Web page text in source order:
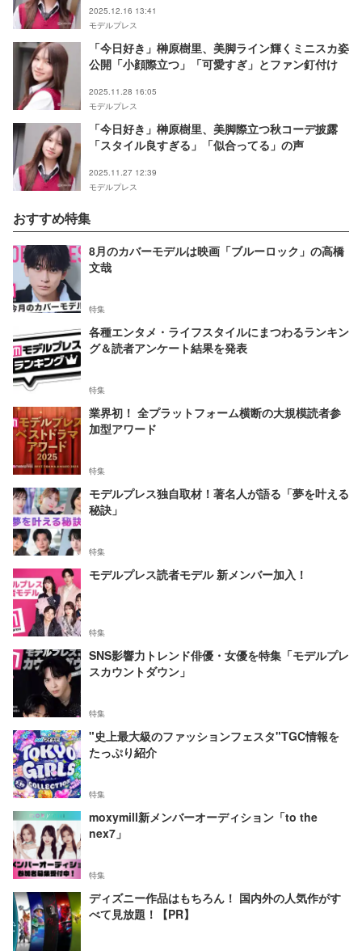
2025.12.16 13:41
モデルプレス
「今日好き」榊原樹里、美脚ライン輝くミニスカ姿
公開「小顔際立つ」「可愛すぎ」とファン釘付け
2025.11.28 16:05
モデルプレス
「今日好き」榊原樹里、美脚際立つ秋コーデ披露
「スタイル良すぎる」「似合ってる」の声
2025.11.27 12:39
モデルプレス
おすすめ特集
8月のカバーモデルは映画「ブルーロック」の高橋
文哉
特集
各種エンタメ・ライフスタイルにまつわるランキン
グ＆読者アンケート結果を発表
特集
業界初！ 全プラットフォーム横断の大規模読者参
加型アワード
特集
モデルプレス独自取材！著名人が語る「夢を叶える
秘訣」
特集
モデルプレス読者モデル 新メンバー加入！
特集
SNS影響力トレンド俳優・女優を特集「モデルプレ
スカウントダウン」
特集
"史上最大級のファッションフェスタ"TGC情報を
たっぷり紹介
特集
moxymill新メンバーオーディション「to the
nex7」
特集
ディズニー作品はもちろん！ 国内外の人気作がす
べて見放題！【PR】